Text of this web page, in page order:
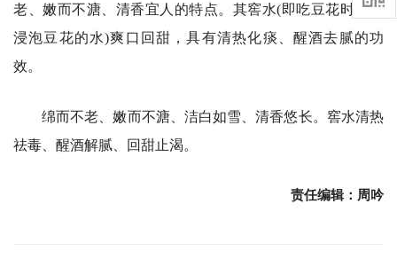
老、嫩而不溏、清香宜人的特点。其窖水(即吃豆花时碗里
浸泡豆花的水)爽口回甜，具有清热化痰、醒酒去腻的功
效。
绵而不老、嫩而不溏、洁白如雪、清香悠长。窖水清热
祛毒、醒酒解腻、回甜止渴。
责任编辑：周吟